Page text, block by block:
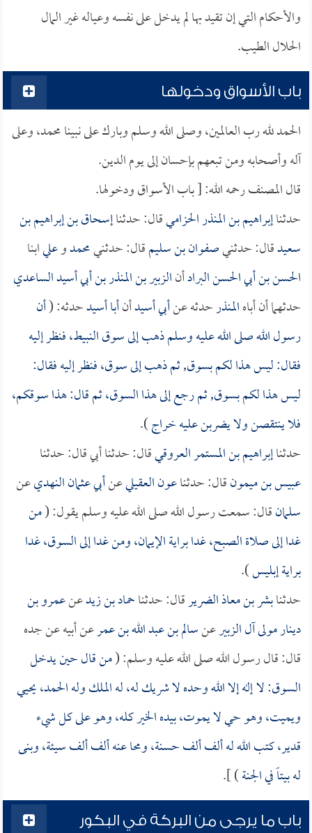
والأحكام التي إن تقيد بها لم يدخل على نفسه وعياله غير المال
الحلال الطيب.
باب الأسواق ودخولها
الحمد لله رب العالمين، وصلى الله وسلم وبارك على نبينا محمد، وعلى
آله وأصحابه ومن تبعهم بإحسان إلى يوم الدين.
قال المصنف رحمه الله: [ باب الأسواق ودخولها.
حدثناإبراهيم بن المنذر الحزاميقال: حدثناإسحاق بن إبراهيم بن
سعيدقال: حدثنيصفوان بن سليمقال: حدثنيمحمدوعليابنا
الحسن بن أبي الحسن البرادأنالزبير بن المنذر بن أبي أسيد الساعدي
حدثهما أن أباهالمنذرحدثه عنأبي أسيدأنأبا أسيدحدثه: (أن
رسول الله صلى الله عليه وسلم ذهب إلى سوق النبيط، فنظر إليه
فقال: ليس هذا لكم بسوق, ثم ذهب إلى سوق، فنظر إليه فقال:
ليس هذا لكم بسوق, ثم رجع إلى هذا السوق، ثم قال: هذا سوقكم،
فلا ينتقصن ولا يضربن عليه خراج).
حدثناإبراهيم بن المستمر العروقيقال: حدثنا أبي قال: حدثنا
عبيس بن ميمونقال: حدثناعون العقيليعنأبي عثمان النهديعن
سلمانقال: سمعت رسول الله صلى الله عليه وسلم يقول: (من
غدا إلى صلاة الصبح، غدا براية الإيمان، ومن غدا إلى السوق، غدا
براية إبليس).
حدثنابشر بن معاذ الضريرقال: حدثناحماد بن زيدعنعمرو بن
دينار مولى آل الزبيرعنسالم بن عبد الله بن عمرعن أبيه عن جده
قال: قال رسول الله صلى الله عليه وسلم: (من قال حين يدخل
السوق: لا إله إلا الله وحده لا شريك له، له الملك وله الحمد، يحيي
ويميت، وهو حي لا يموت، بيده الخير كله، وهو على كل شيء
قدير، كتب الله له ألف ألف حسنة، ومحا عنه ألف ألف سيئة، وبنى
له بيتاً في الجنة) ].
باب ما يرجى من البركة في البكور